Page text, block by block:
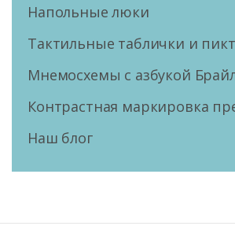
Напольные люки
Тактильные таблички и
Мнемосхемы с азбукой
Контрастная маркировка
Наш блог